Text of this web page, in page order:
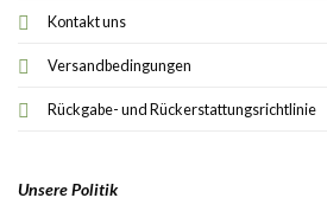
Kontakt uns
Versandbedingungen
Rückgabe- und Rückerstattungsrichtlinie
Unsere Politik